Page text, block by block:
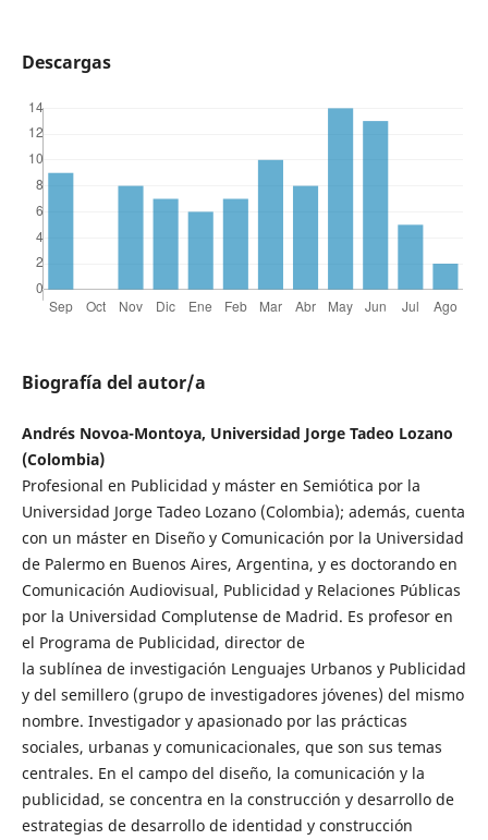
Descargas
Biografía del autor/a
Andrés Novoa-Montoya, Universidad Jorge Tadeo Lozano
(Colombia)
Profesional en Publicidad y máster en Semiótica por la
Universidad Jorge Tadeo Lozano (Colombia); además, cuenta
con un máster en Diseño y Comunicación por la Universidad
de Palermo en Buenos Aires, Argentina, y es doctorando en
Comunicación Audiovisual, Publicidad y Relaciones Públicas
por la Universidad Complutense de Madrid. Es profesor en
el Programa de Publicidad, director de
la sublínea de investigación Lenguajes Urbanos y Publicidad
y del semillero (grupo de investigadores jóvenes) del mismo
nombre. Investigador y apasionado por las prácticas
sociales, urbanas y comunicacionales, que son sus temas
centrales. En el campo del diseño, la comunicación y la
publicidad, se concentra en la construcción y desarrollo de
estrategias de desarrollo de identidad y construcción